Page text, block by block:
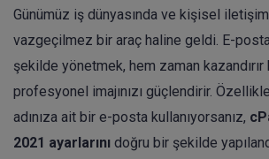
Günümüz iş dünyasında ve kişisel
vazgeçilmez bir araç haline geldi. E-
şekilde yönetmek, hem zaman kazandırır
profesyonel imajınızı güçlendirir.
adınıza ait bir e-posta kullanıyorsanız,
2021 ayarlarını doğru bir şekilde